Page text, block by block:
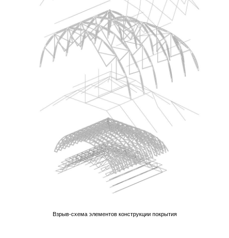
Взрыв-схема элементов конструкции покрытия